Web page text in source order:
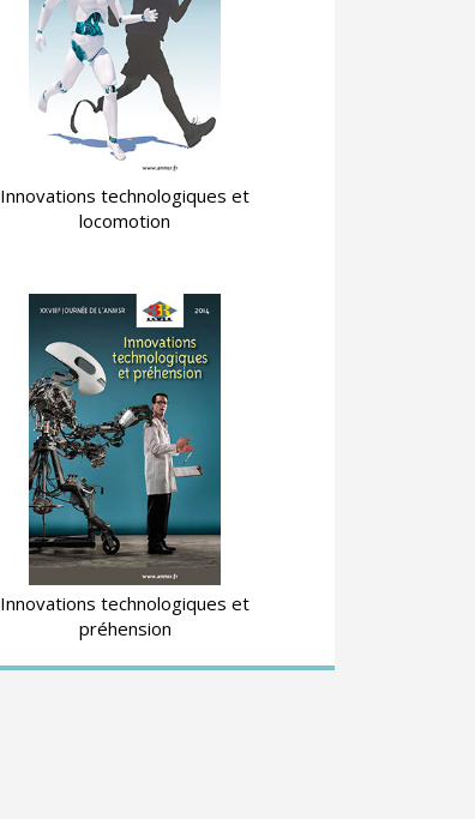
Innovations technologiques et
locomotion
Innovations technologiques et
préhension